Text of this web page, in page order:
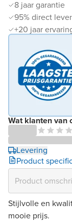
8 jaar garantie
95% direct
+20 jaar
Wat klanten van
Levering
Product
Stijlvolle en
mooie prijs.